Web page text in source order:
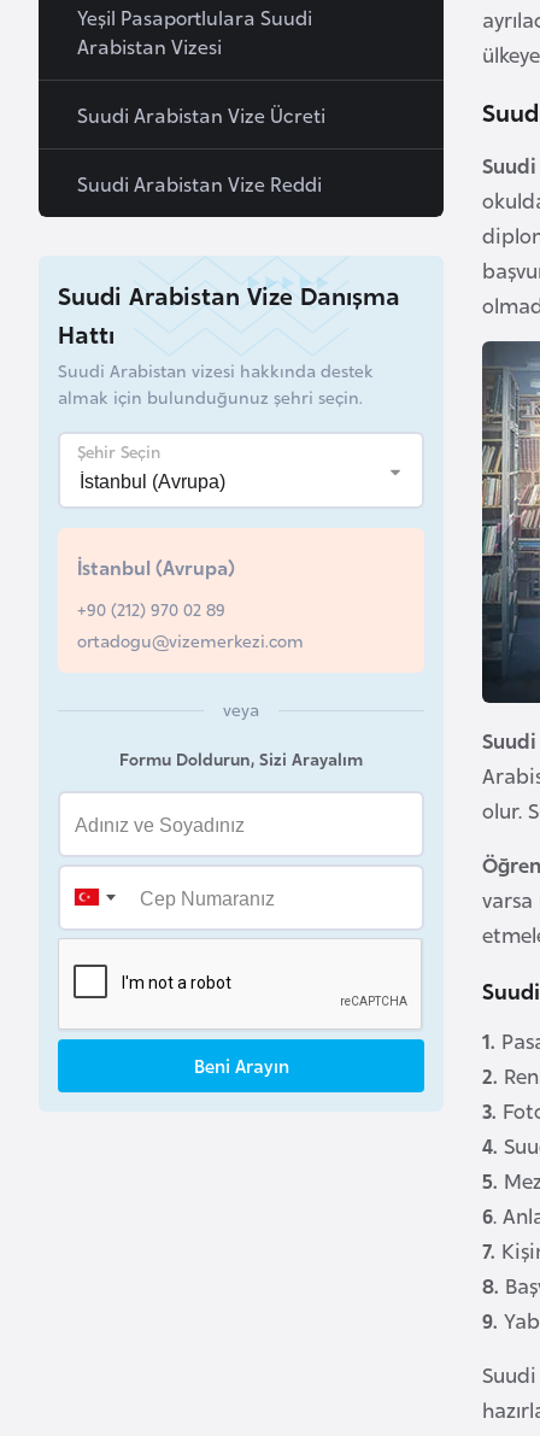
olur.
1.
2.
3.
4.
5.
6.
7.
8.
9.
Yeşil Pasaportlulara Suudi
Arabistan Vizesi
Suudi Arabistan Vize Ücreti
Suudi Arabistan Vize Reddi
Suudi Arabistan Vize Danışma
Hattı
Suudi Arabistan vizesi hakkında destek
almak için bulunduğunuz şehri seçin.
Şehir Seçin
İstanbul (Avrupa)
+90 (212) 970 02 89
ortadogu@vizemerkezi.com
veya
Formu Doldurun, Sizi Arayalım
Beni Arayın
B
a
l
e
B
e
l
a
r
s
B
l
ç
e
n
n